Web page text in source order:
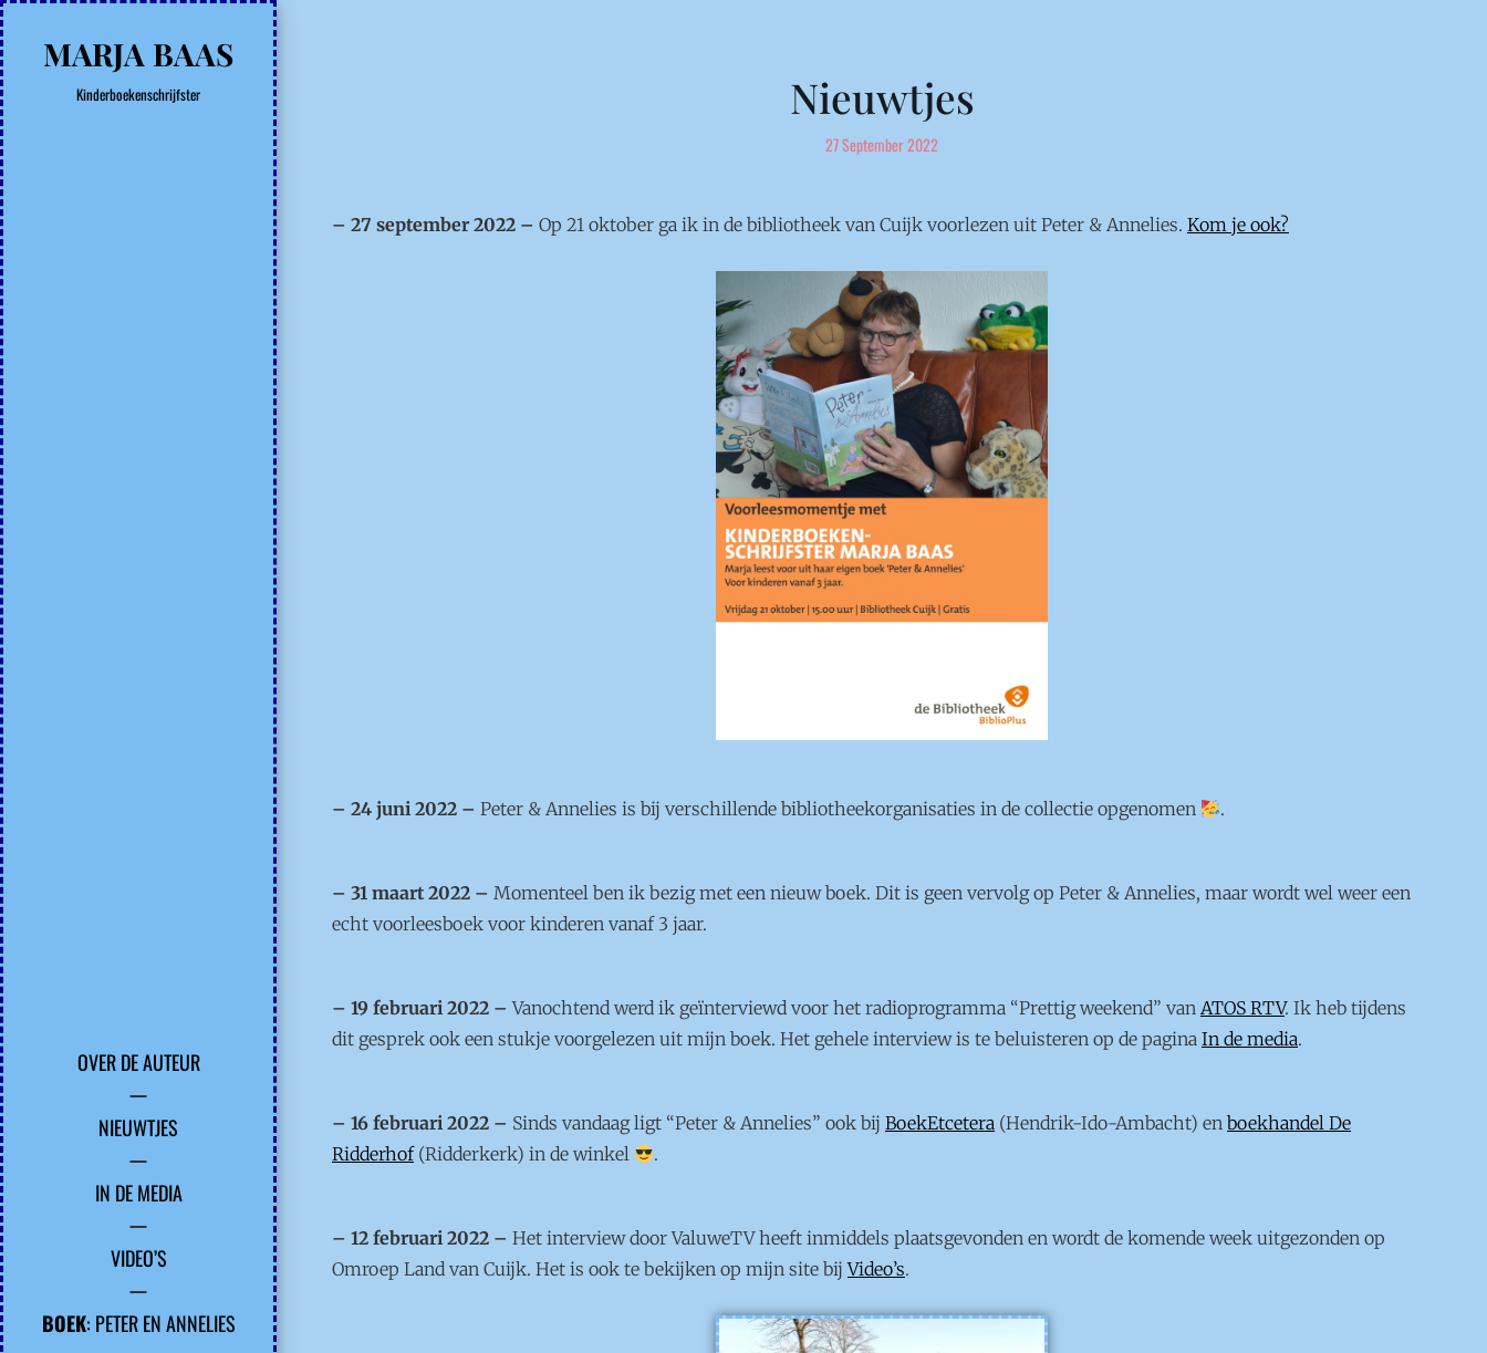
MARJA BAAS
Kinderboekenschrijfster
OVER DE AUTEUR
NIEUWTJES
IN DE MEDIA
VIDEO’S
BOEK: PETER EN ANNELIES
Nieuwtjes
27 September 2022
– 27 september 2022 – Op 21 oktober ga ik in de bibliotheek van Cuijk voorlezen uit Peter & Annelies. Kom je ook?
– 24 juni 2022 – Peter & Annelies is bij verschillende bibliotheekorganisaties in de collectie opgenomen .
– 31 maart 2022 – Momenteel ben ik bezig met een nieuw boek. Dit is geen vervolg op Peter & Annelies, maar wordt wel weer een
echt voorleesboek voor kinderen vanaf 3 jaar.
– 19 februari 2022 – Vanochtend werd ik geïnterviewd voor het radioprogramma “Prettig weekend” van ATOS RTV. Ik heb tijdens
dit gesprek ook een stukje voorgelezen uit mijn boek. Het gehele interview is te beluisteren op de pagina In de media.
– 16 februari 2022 – Sinds vandaag ligt “Peter & Annelies” ook bij BoekEtcetera (Hendrik-Ido-Ambacht) en boekhandel De
Ridderhof(Ridderkerk) in de winkel .
– 12 februari 2022 – Het interview door ValuweTV heeft inmiddels plaatsgevonden en wordt de komende week uitgezonden op
Omroep Land van Cuijk. Het is ook te bekijken op mijn site bijVideo’s.